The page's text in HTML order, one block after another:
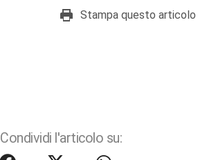
Stampa questo articolo
Condividi l'articolo su: